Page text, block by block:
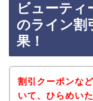
ビューティ
のライン割
果！
割引クーポンな
いて、ひらめい